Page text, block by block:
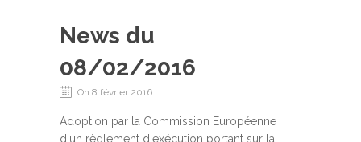
News du
08/02/2016
On 8 février 2016
Adoption par la Commission Européenne
d'un règlement d'exécution portant sur la